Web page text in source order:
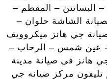
– البساتين – المقطم –
الشاشة حلوان –
جي هانز ميكروويف
عين شمس – الرحاب –
هانز فى صيانة مدينة
مركز صيانه جي